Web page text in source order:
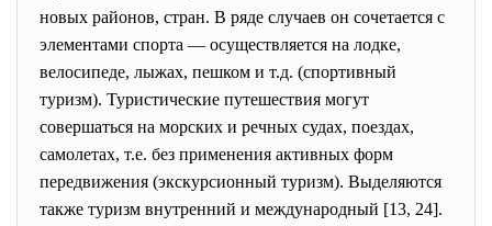
новых районов, стран. В ряде случаев он сочетается с
элементами спорта — осуществляется на лодке,
велосипеде, лыжах, пешком и т.д. (спортивный
туризм). Туристические путешествия могут
совершаться на морских и речных судах, поездах,
самолетах, т.е. без применения активных форм
передвижения (экскурсионный туризм). Выделяются
также туризм внутренний и международный [13, 24].